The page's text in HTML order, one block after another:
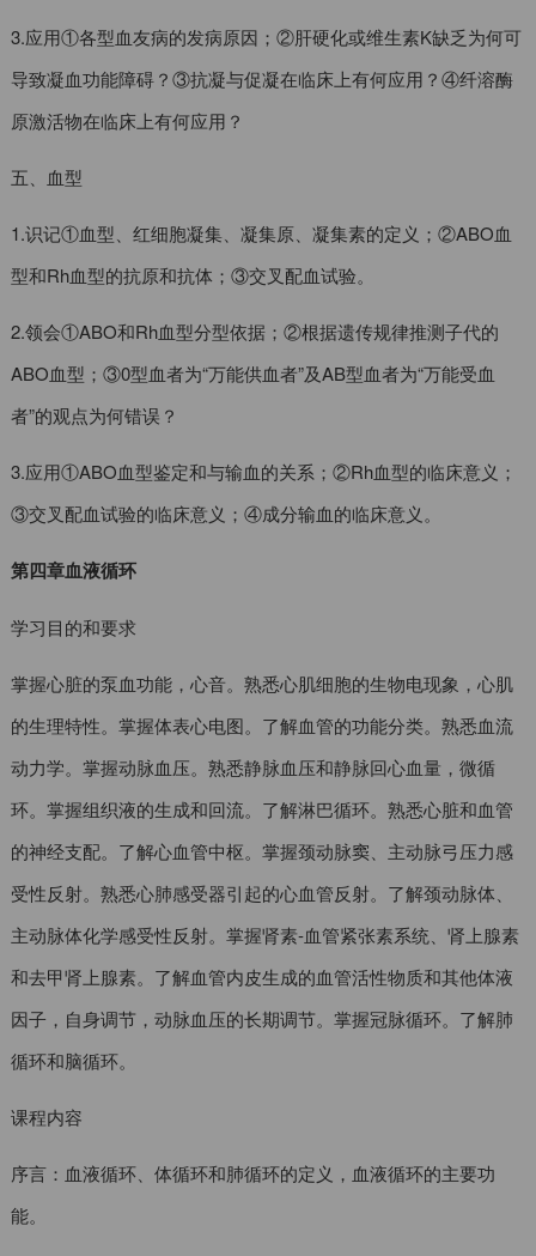
3.应用①各型血友病的发病原因；②肝硬化或维生素K缺乏为何可
导致凝血功能障碍？③抗凝与促凝在临床上有何应用？④纤溶酶
原激活物在临床上有何应用？
五、血型
1.识记①血型、红细胞凝集、凝集原、凝集素的定义；②ABO血
型和Rh血型的抗原和抗体；③交叉配血试验。
2.领会①ABO和Rh血型分型依据；②根据遗传规律推测子代的
ABO血型；③0型血者为“万能供血者”及AB型血者为“万能受血
者”的观点为何错误？
3.应用①ABO血型鉴定和与输血的关系；②Rh血型的临床意义；
③交叉配血试验的临床意义；④成分输血的临床意义。
第四章血液循环
学习目的和要求
掌握心脏的泵血功能，心音。熟悉心肌细胞的生物电现象，心肌
的生理特性。掌握体表心电图。了解血管的功能分类。熟悉血流
动力学。掌握动脉血压。熟悉静脉血压和静脉回心血量，微循
环。掌握组织液的生成和回流。了解淋巴循环。熟悉心脏和血管
的神经支配。了解心血管中枢。掌握颈动脉窦、主动脉弓压力感
受性反射。熟悉心肺感受器引起的心血管反射。了解颈动脉体、
主动脉体化学感受性反射。掌握肾素-血管紧张素系统、肾上腺素
和去甲肾上腺素。了解血管内皮生成的血管活性物质和其他体液
因子，自身调节，动脉血压的长期调节。掌握冠脉循环。了解肺
循环和脑循环。
课程内容
序言：血液循环、体循环和肺循环的定义，血液循环的主要功
能。